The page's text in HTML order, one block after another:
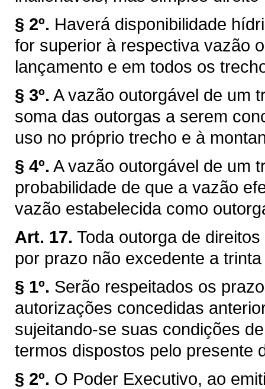
§ 2º. Haverá disponibilidade
for superior à respectiva vazão
lançamento e em todos os
§ 3º. A vazão outorgável de um
soma das outorgas a serem
uso no próprio trecho e à
§ 4º. A vazão outorgável de um
probabilidade de que a vazão
vazão estabelecida como
Art. 17. Toda outorga de
por prazo não excedente a
§ 1º. Serão respeitados os
autorizações concedidas
sujeitando-se suas condições
termos dispostos pelo presente
§ 2º. O Poder Executivo, ao